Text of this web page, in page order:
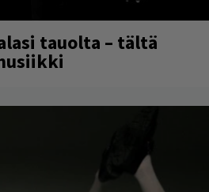
tauolta – tältä